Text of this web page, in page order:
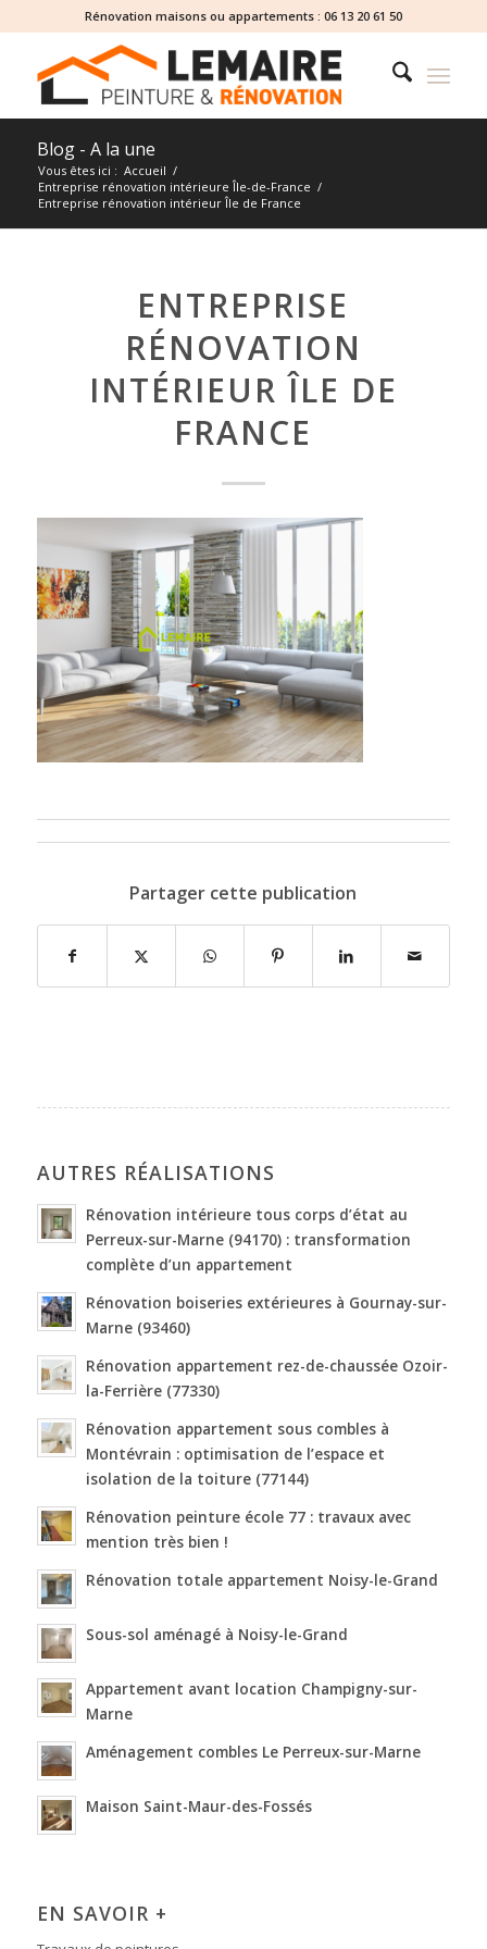
Rénovation maisons ou appartements : 06 13 20 61 50
Blog - A la une
Vous êtes ici : Accueil /
Entreprise rénovation intérieure Île-de-France /
Entreprise rénovation intérieur Île de France
ENTREPRISE
RÉNOVATION
INTÉRIEUR ÎLE DE
FRANCE
Partager cette publication
AUTRES RÉALISATIONS
Rénovation intérieure tous corps d’état au
Perreux-sur-Marne (94170) : transformation
complète d’un appartement
Rénovation boiseries extérieures à Gournay-sur-
Marne (93460)
Rénovation appartement rez-de-chaussée Ozoir-
la-Ferrière (77330)
Rénovation appartement sous combles à
Montévrain : optimisation de l’espace et
isolation de la toiture (77144)
Rénovation peinture école 77 : travaux avec
mention très bien !
Rénovation totale appartement Noisy-le-Grand
Sous-sol aménagé à Noisy-le-Grand
Appartement avant location Champigny-sur-
Marne
Aménagement combles Le Perreux-sur-Marne
Maison Saint-Maur-des-Fossés
EN SAVOIR +